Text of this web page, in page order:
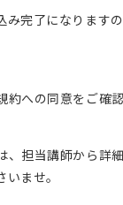
み完了になります
約への同意をご確
、担当講師から詳
ませ。